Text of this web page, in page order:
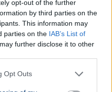
opt-out of the further
by third parties on the
This information may
parties on the IAB’s List of
further disclose it to other
Opt Outs
átlátható pályázaton